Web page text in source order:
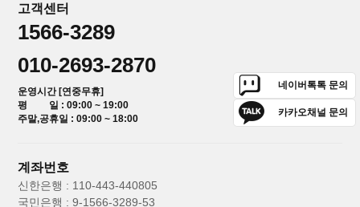
고객센터
1566-3289
010-2693-2870
운영시간 [연중무휴]
평 일 : 09:00 ~ 19:00
주말,공휴일 : 09:00 ~ 18:00
네이버톡톡 문의
카카오채널 문의
계좌번호
신한은행 : 110-443-440805
국민은행 : 9-1566-3289-53